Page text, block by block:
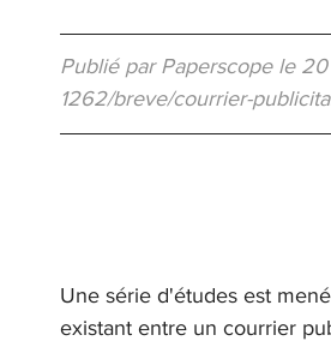
Publié par Paperscope le
1262/breve/courrier-
Une série d'études est
existant entre un courrier